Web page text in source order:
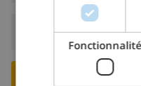
Fonctionnalité